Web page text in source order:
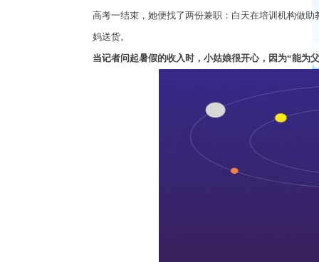
高考一结束，她便找了两份兼职：白天在培训机构做
妈送货。
当记者问起暑假的收入时，小姑娘很开心，因为“能为